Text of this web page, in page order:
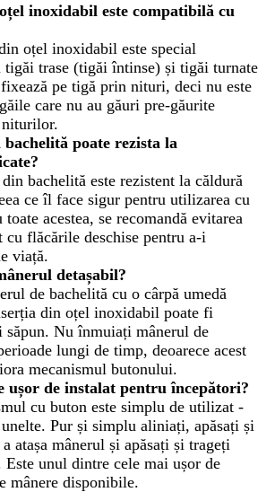
inoxidabil este compatibilă cu
oțel inoxidabil este special
tigăi trase (tigăi întinse) și tigăi turnate
pe tigă prin nituri, deci nu este
care nu au găuri pre-găurite
niturilor.
poate rezista la
bachelită este rezistent la căldură
ce îl face sigur pentru utilizarea cu
acestea, se recomandă evitarea
flăcările deschise pentru a-i
viață.
detașabil?
de bachelită cu o cârpă umedă
din oțel inoxidabil poate fi
săpun. Nu înmuiați mânerul de
lungi de timp, deoarece acest
mecanismul butonului.
ușor de instalat pentru începători?
cu buton este simplu de utilizat -
unelte. Pur și simplu aliniați, apăsați și
atașa mânerul și apăsați și trageți
Este unul dintre cele mai ușor de
mânere disponibile.